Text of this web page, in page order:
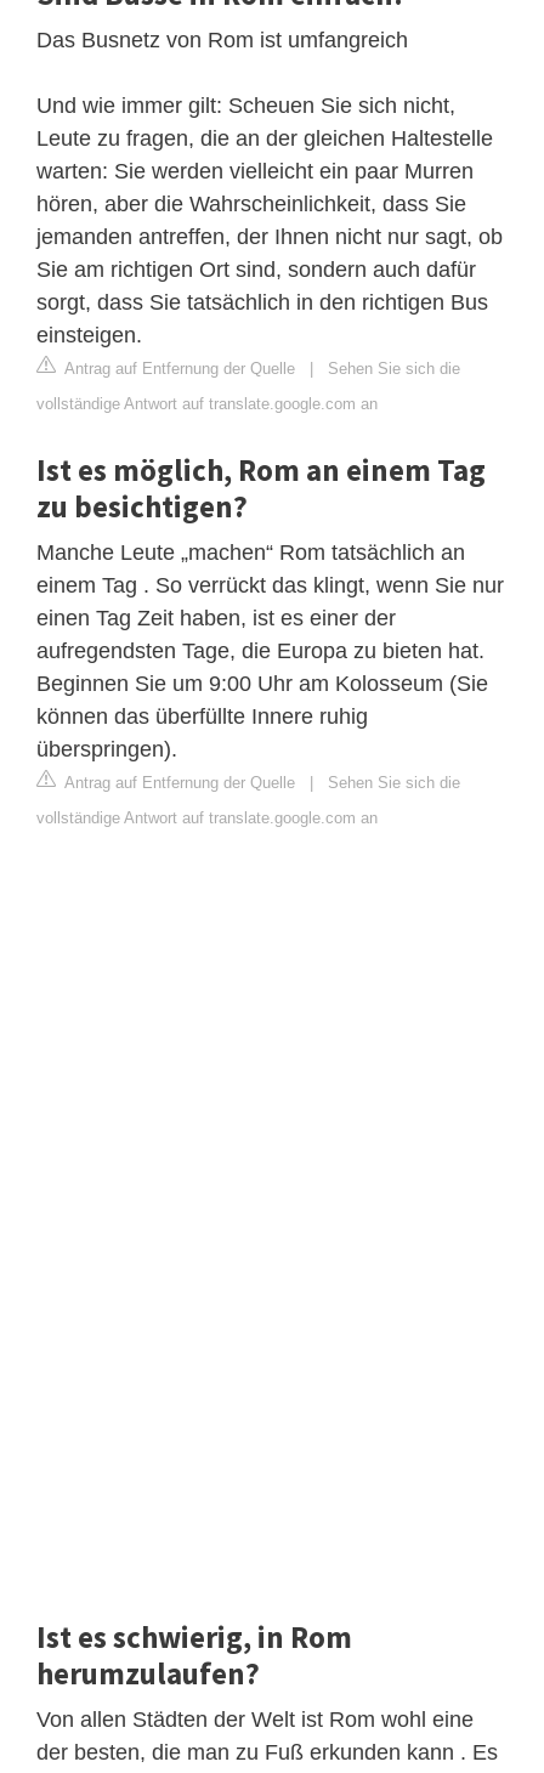
Das Busnetz von Rom ist umfangreich
Und wie immer gilt: Scheuen Sie sich nicht,
Leute zu fragen, die an der gleichen Haltestelle
warten: Sie werden vielleicht ein paar Murren
hören, aber die Wahrscheinlichkeit, dass Sie
jemanden antreffen, der Ihnen nicht nur sagt, ob
Sie am richtigen Ort sind, sondern auch dafür
sorgt, dass Sie tatsächlich in den richtigen Bus
einsteigen.
Antrag auf Entfernung der Quelle | Sehen Sie sich die
vollständige Antwort auf translate.google.com an
Ist es möglich, Rom an einem Tag
zu besichtigen?
Manche Leute „machen“ Rom tatsächlich an
einem Tag . So verrückt das klingt, wenn Sie nur
einen Tag Zeit haben, ist es einer der
aufregendsten Tage, die Europa zu bieten hat.
Beginnen Sie um 9:00 Uhr am Kolosseum (Sie
können das überfüllte Innere ruhig
überspringen).
Antrag auf Entfernung der Quelle | Sehen Sie sich die
vollständige Antwort auf translate.google.com an
Ist es schwierig, in Rom
herumzulaufen?
Von allen Städten der Welt ist Rom wohl eine
der besten, die man zu Fuß erkunden kann . Es